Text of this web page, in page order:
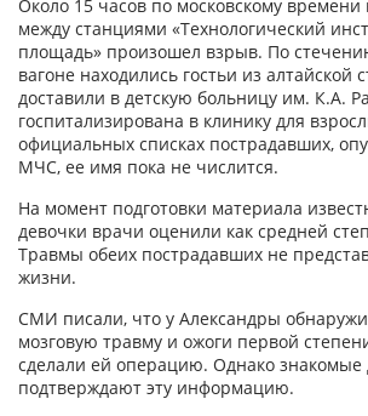
Около 15 часов по московскому времени
между станциями «Технологический
площадь» произошел взрыв. По
вагоне находились гостьи из алтайской
доставили в детскую больницу им. К.А.
госпитализирована в клинику для
официальных списках пострадавших,
МЧС, ее имя пока не числится.
На момент подготовки материала
девочки врачи оценили как средней
Травмы обеих пострадавших не
жизни.
СМИ писали, что у Александры
мозговую травму и ожоги первой
сделали ей операцию. Однако знакомые
подтверждают эту информацию.